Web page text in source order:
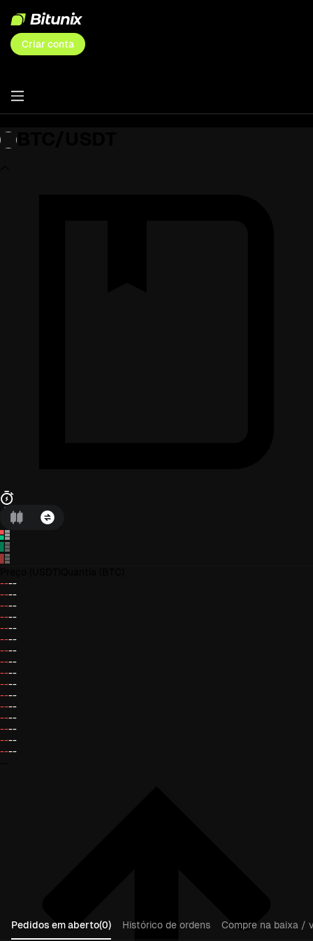
Criar conta
----
----
----
----
----
----
----
----
----
----
----
----
----
----
----
----
Pedidos em aberto(0) Histórico de ordens
Compre na baixa /